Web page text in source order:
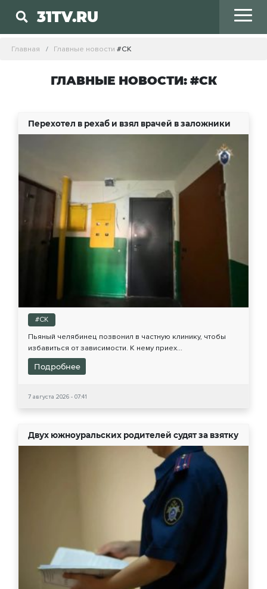
31TV.RU
Главная Главные новости #СК
ГЛАВНЫЕ НОВОСТИ: #СК
Перехотел в рехаб и взял врачей в заложники
#СК
Пьяный челябинец позвонил в частную клинику, чтобы
избавиться от зависимости. К нему приех...
Подробнее
7 августа 2026 - 07:41
Двух южноуральских родителей судят за взятку